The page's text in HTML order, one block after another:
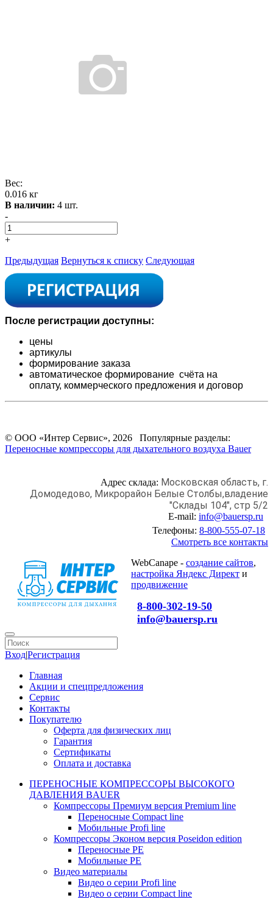
Вес:
0.016 кг
В наличии: 4 шт.
-
+
Предыдущая Вернуться к списку Следующая
После регистрации доступны:
цены
артикулы
формирование заказа
автоматическое формирование счёта на
оплату, коммерческого предложения и договор
© ООО «Интер Сервис», 2026 Популярные разделы:
Переносные компрессоры для дыхательного воздуха Bauer
Адрес склада: Московская область, г.
Домодедово, Микрорайон Белые Столбы,владение
"Склады 104", стр 5/2
E-mail: info@bauersp.ru
Телефоны: 8-800-555-07-18
Смотреть все контакты
WebCanape - создание сайтов,
настройка Яндекс Директ и
продвижение
8-800-302-19-50
info@bauersp.ru
Вход|Регистрация
Главная
Акции и спецпредложения
Сервис
Контакты
Покупателю
Оферта для физических лиц
Гарантия
Сертификаты
Оплата и доставка
ПЕРЕНОСНЫЕ КОМПРЕССОРЫ ВЫСОКОГО
ДАВЛЕНИЯ BAUER
Компрессоры Премиум версия Premium line
Переносные Compact line
Мобильные Profi line
Компрессоры Эконом версия Poseidon edition
Переносные PE
Мобильные PE
Видео материалы
Видео о серии Profi line
Видео о серии Compact line